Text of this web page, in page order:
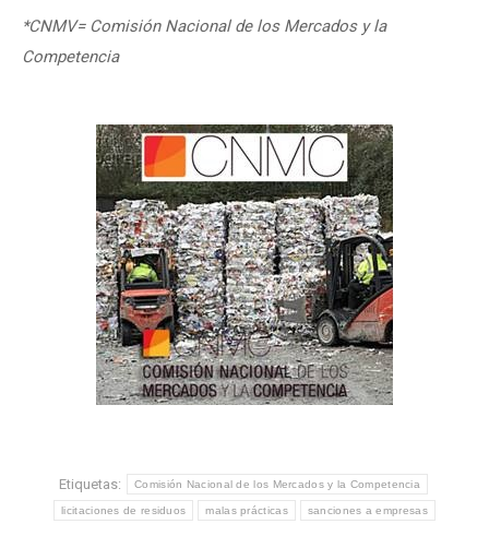
*CNMV= Comisión Nacional de los Mercados y la
Competencia
Etiquetas: Comisión Nacional de los Mercados y la Competencia
licitaciones de residuos malas prácticas sanciones a empresas